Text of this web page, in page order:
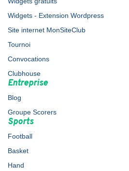
Widgets - Extension Wordpress
Site internet MonSiteClub
Tournoi
Convocations
Clubhouse
Entreprise
Blog
Groupe Scorers
Sports
Football
Basket
Hand